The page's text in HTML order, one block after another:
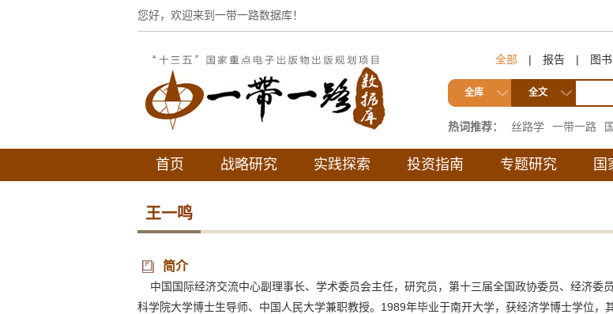
您好，欢迎来到一带一路数据库！
全部 | 报告 | 图书
全库 全文
热词推荐： 丝路学 一带一路
互联互通
首页 战略研究 实践探索 投资指南 专题研究 国
王一鸣
简介
中国国际经济交流中心副理事长、学术委员会主任，研究员，第十三届全国政协委员、经济委
科学院大学博士生导师、中国人民大学兼职教授。1989年毕业于南开大学，获经济学博士学位